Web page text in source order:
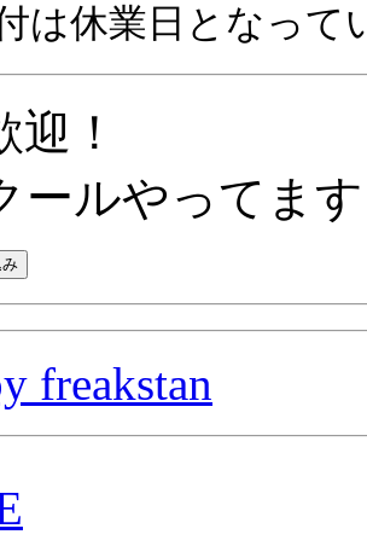
は休業日となって
！
ールやってま
freakstan